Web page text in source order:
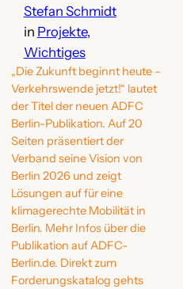
Stefan Schmidt
in Projekte
Wichtiges
„Die Zukunft beginnt heute –
Verkehrswende jetzt!“ lautet
der Titel der neuen ADFC
Berlin-Publikation. Auf 20
Seiten präsentiert der
Verband seine Vision von
Berlin 2026 und zeigt
Lösungen auf für eine
klimagerechte Mobilität in
Berlin. Mehr Infos über die
Publikation auf ADFC-
Berlin.de. Direkt zum
Forderungskatalog gehts